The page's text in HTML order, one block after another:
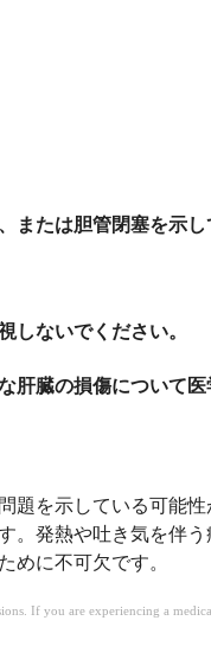
たは胆管閉塞を示し
しないでください。
臓の損傷について医
題を示している可能
。発熱や吐き気を伴
めに不可欠です。
If you are experiencing a